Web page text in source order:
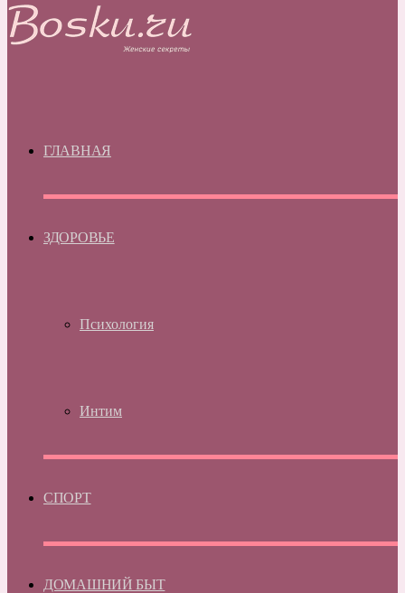
ГЛАВНАЯ
ЗДОРОВЬЕ
Психология
Интим
СПОРТ
ДОМАШНИЙ БЫТ